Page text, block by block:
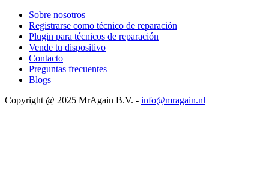
Sobre nosotros
Registrarse como técnico de reparación
Plugin para técnicos de reparación
Vende tu dispositivo
Contacto
Preguntas frecuentes
Blogs
Copyright @ 2025 MrAgain B.V. - info@mragain.nl